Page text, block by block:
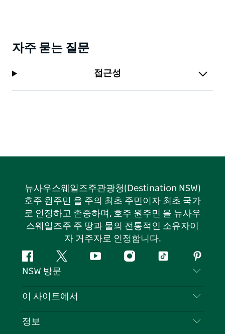
자주 묻는 질문
접근성
뉴사우스웨일즈주관광청(Destination NSW)
호주 원주민 을 주의 최초 주민이자 최초 국가
로 인정하고 존중하며, 호주 원주민 을 뉴사우
스웨일즈주 주 땅과 물의 전통적인 소유자이
자 거주자로 인정합니다.
페
이
북
지
다
유
인
틱
핀
터
스
NSW 방문
문의하기
이 사이트에서
목적지
정보